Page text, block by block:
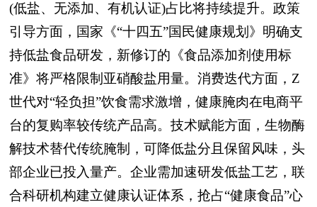
(低盐、无添加、有机认证)占比将持续提升。政策
引导方面，国家《“十四五”国民健康规划》明确支
持低盐食品研发，新修订的《食品添加剂使用标
准》将严格限制亚硝酸盐用量。消费迭代方面，Z
世代对“轻负担”饮食需求激增，健康腌肉在电商平
台的复购率较传统产品高。技术赋能方面，生物酶
解技术替代传统腌制，可降低盐分且保留风味，头
部企业已投入量产。企业需加速研发低盐工艺，联
合科研机构建立健康认证体系，抢占“健康食品”心